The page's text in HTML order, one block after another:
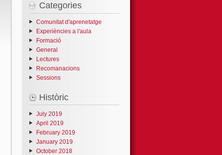
Categories
Comunitat d'aprenetatge
Experiències a l'aula
Formació
General
Lectures
Recomanacions
Sessions
Històric
July 2019
April 2019
February 2019
January 2019
October 2018